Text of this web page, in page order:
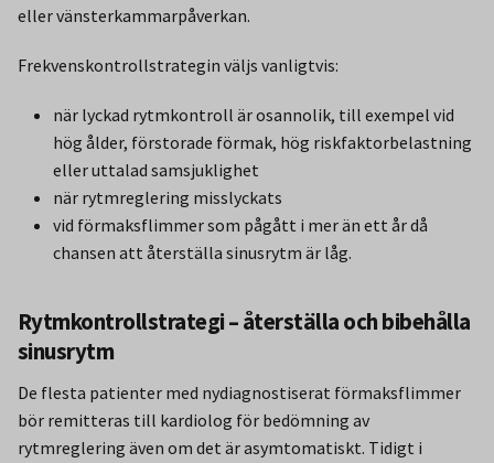
eller vänsterkammarpåverkan.
Frekvenskontrollstrategin väljs vanligtvis:
när lyckad rytmkontroll är osannolik, till exempel vid
hög ålder, förstorade förmak, hög riskfaktorbelastning
eller uttalad samsjuklighet
när rytmreglering misslyckats
vid förmaksflimmer som pågått i mer än ett år då
chansen att återställa sinusrytm är låg.
Rytmkontrollstrategi – återställa och bibehålla
sinusrytm
De flesta patienter med nydiagnostiserat förmaksflimmer
bör remitteras till kardiolog för bedömning av
rytmreglering även om det är asymtomatiskt. Tidigt i